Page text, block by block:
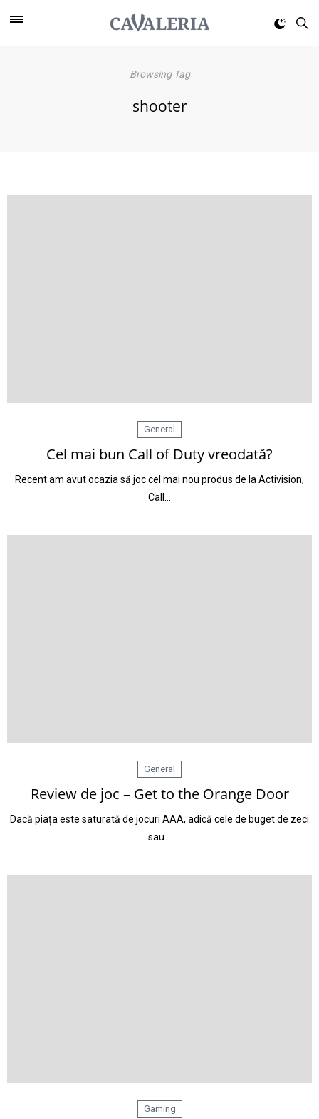
Browsing Tag
shooter
General
Cel mai bun Call of Duty vreodată?
Recent am avut ocazia să joc cel mai nou produs de la Activision,
Call…
General
Review de joc – Get to the Orange Door
Dacă piața este saturată de jocuri AAA, adică cele de buget de zeci
sau…
Gaming